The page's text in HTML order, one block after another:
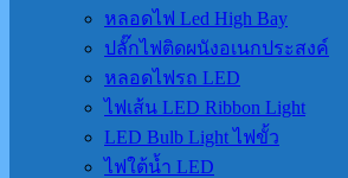
หลอดไฟ Led High Bay
ปลั๊กไฟติดผนังอเนกประสงค์
หลอดไฟรถ LED
ไฟเส้น LED Ribbon Light
LED Bulb Light ไฟขั้ว
ไฟใต้น้ำ LED